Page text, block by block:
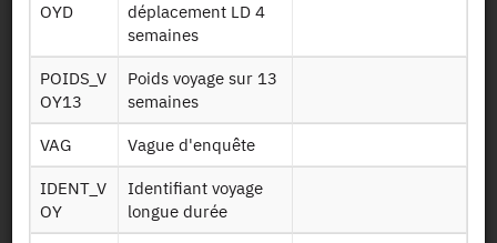
Demander l'accès
Dessin de fichier
OYD
déplacement LD 4
semaines
POIDS_V
OY13
Poids voyage sur 13
semaines
VAG Vague d'enquête
IDENT_V
OY
Identifiant voyage
longue durée